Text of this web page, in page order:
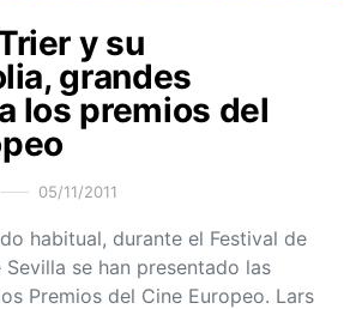
y su
grandes
los premios del
05/11/2011
habitual, durante el Festival de
se han presentado las
Premios del Cine Europeo. Lars